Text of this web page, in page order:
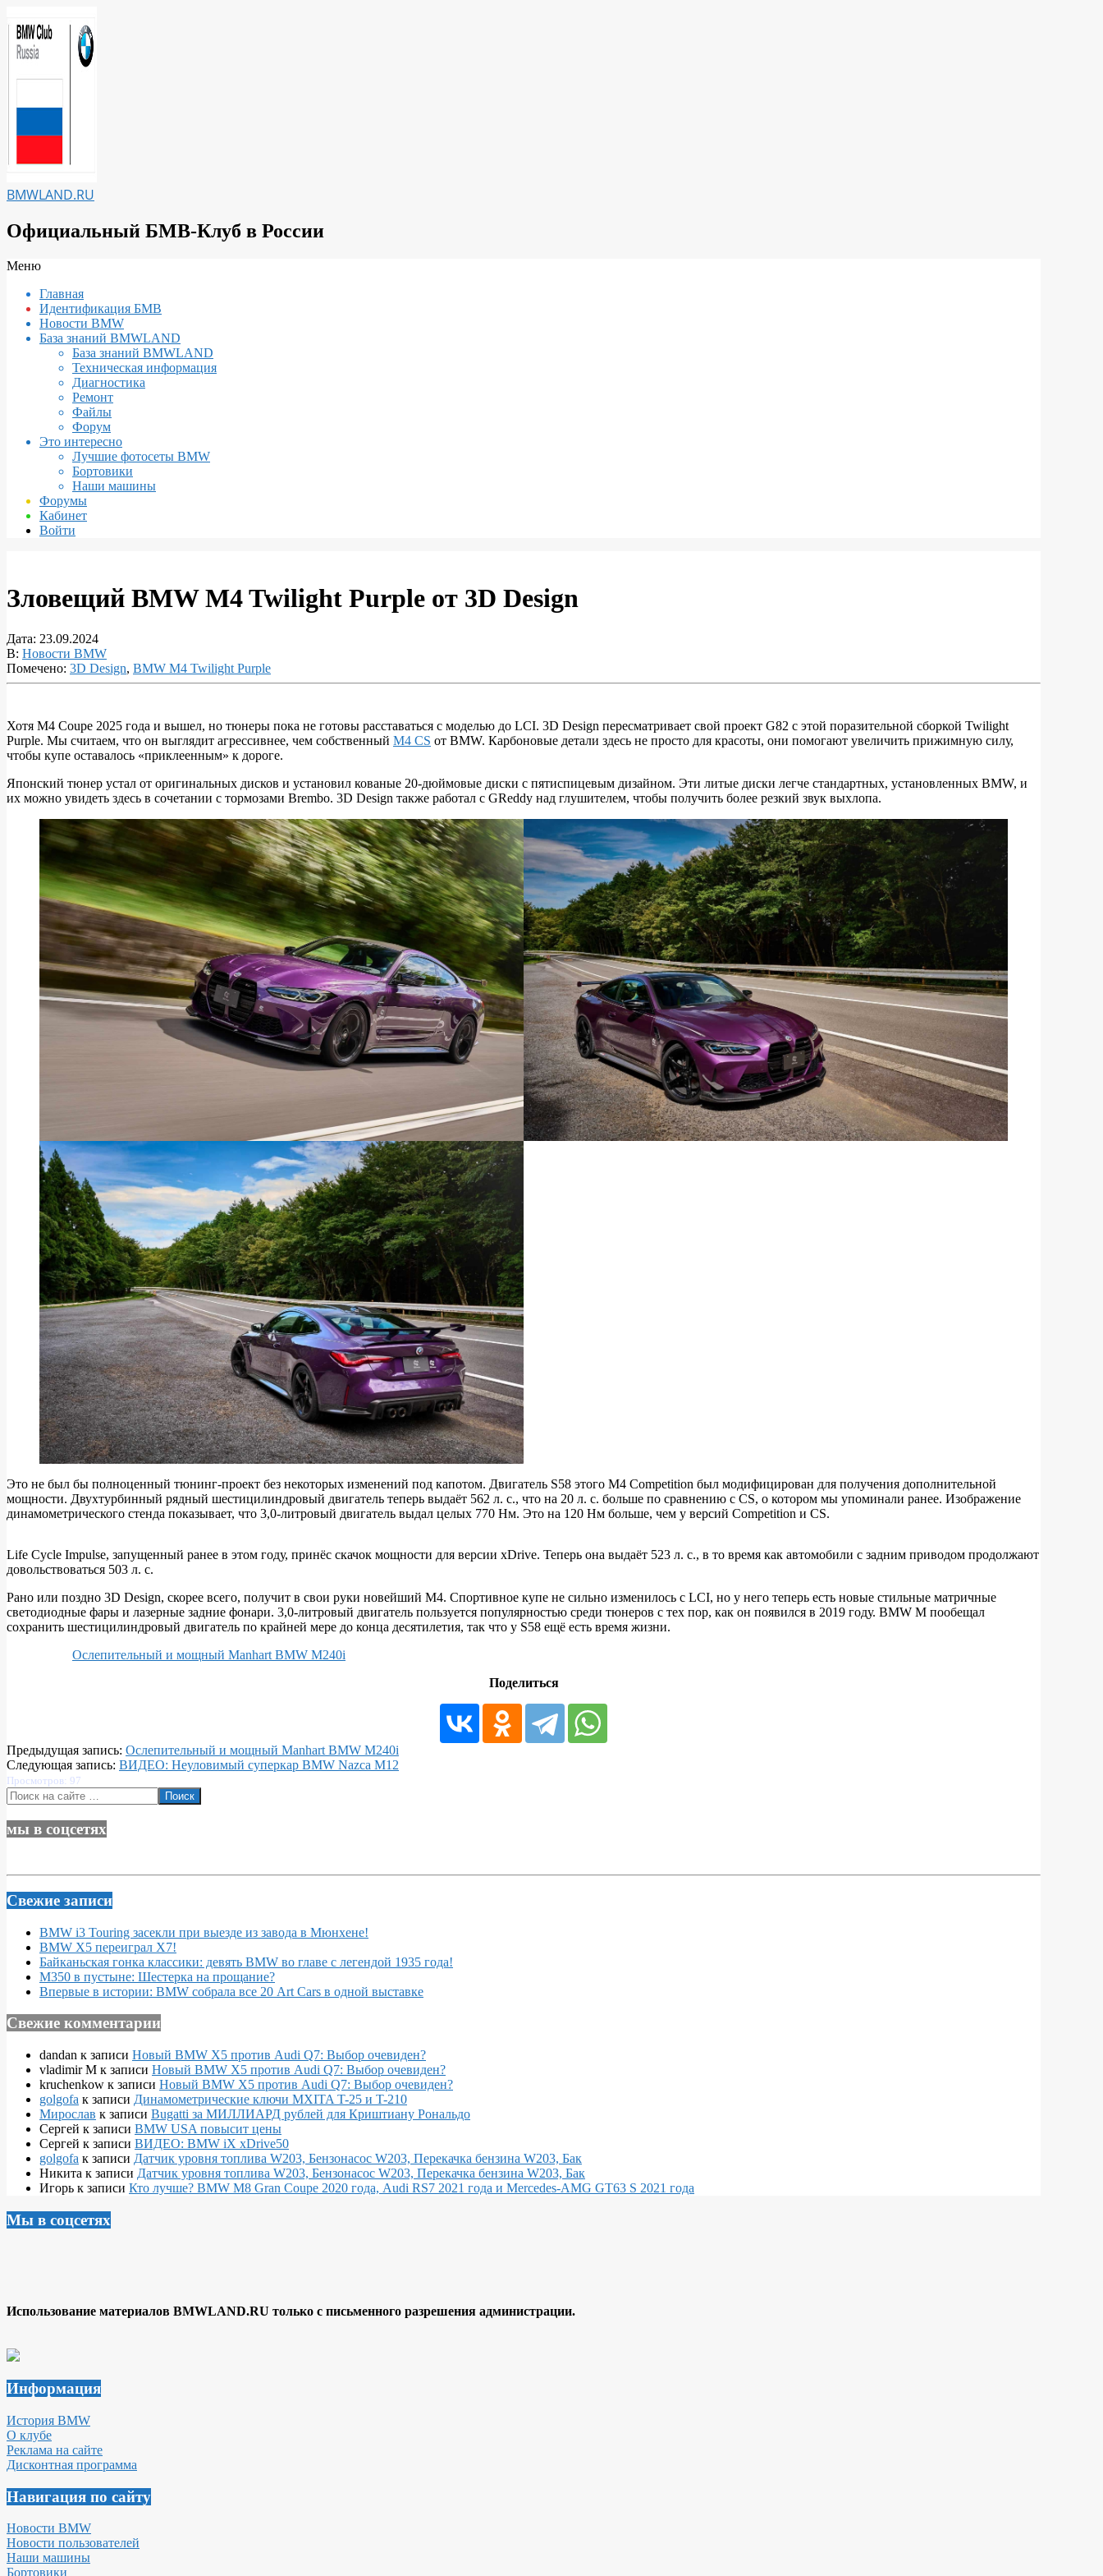
к
содержимому
BMWLAND.RU
Официальный БМВ-Клуб в России
Вторичное
навигации
Меню
Главная
Идентификация БМВ
Новости BMW
База знаний BMWLAND
База знаний BMWLAND
Техническая информация
Диагностика
Ремонт
Файлы
Форум
Это интересно
Лучшие фотосеты BMW
Бортовики
Наши машины
Форумы
Кабинет
Войти
Зловещий BMW M4 Twilight Purple от 3D Design
Дата: 23.09.2024
В: Новости BMW
Помечено: 3D Design, BMW M4 Twilight Purple
Зловещий
BMW
M4
Twilight
Purple
Design
Хотя M4 Coupe 2025 года и вышел, но тюнеры пока не готовы расставаться с моделью до LCI. 3D Design пересматривает свой проект G82 с этой поразительной сборкой Twilight
Purple. Мы считаем, что он выглядит агрессивнее, чем собственный M4 CS от BMW. Карбоновые детали здесь не просто для красоты, они помогают увеличить прижимную силу,
чтобы купе оставалось «приклеенным» к дороге.
Японский тюнер устал от оригинальных дисков и установил кованые 20-дюймовые диски с пятиспицевым дизайном. Эти литые диски легче стандартных, установленных BMW, и
их можно увидеть здесь в сочетании с тормозами Brembo. 3D Design также работал с GReddy над глушителем, чтобы получить более резкий звук выхлопа.
Это не был бы полноценный тюнинг-проект без некоторых изменений под капотом. Двигатель S58 этого M4 Competition был модифицирован для получения дополнительной
мощности. Двухтурбинный рядный шестицилиндровый двигатель теперь выдаёт 562 л. с., что на 20 л. с. больше по сравнению с CS, о котором мы упоминали ранее. Изображение
динамометрического стенда показывает, что 3,0-литровый двигатель выдал целых 770 Нм. Это на 120 Нм больше, чем у версий Competition и CS.
Life Cycle Impulse, запущенный ранее в этом году, принёс скачок мощности для версии xDrive. Теперь она выдаёт 523 л. с., в то время как автомобили с задним приводом продолжают
довольствоваться 503 л. с.
Рано или поздно 3D Design, скорее всего, получит в свои руки новейший M4. Спортивное купе не сильно изменилось с LCI, но у него теперь есть новые стильные матричные
светодиодные фары и лазерные задние фонари. 3,0-литровый двигатель пользуется популярностью среди тюнеров с тех пор, как он появился в 2019 году. BMW M пообещал
сохранить шестицилиндровый двигатель по крайней мере до конца десятилетия, так что у S58 ещё есть время жизни.
Ослепительный и мощный Manhart BMW M240i
Поделиться
2024-
09-
23
Предыдущая запись: Ослепительный и мощный Manhart BMW M240i
Следующая запись: ВИДЕО: Неуловимый суперкар BMW Nazca M12
Просмотров: 97
Поиск
мы в соцсетях
Свежие записи
BMW i3 Touring засекли при выезде из завода в Мюнхене!
BMW X5 переиграл X7!
Байканьская гонка классики: девять BMW во главе с легендой 1935 года!
M350 в пустыне: Шестерка на прощание?
Впервые в истории: BMW собрала все 20 Art Cars в одной выставке
Свежие комментарии
dandan к записи Новый BMW X5 против Audi Q7: Выбор очевиден?
vladimir M к записи Новый BMW X5 против Audi Q7: Выбор очевиден?
kruchenkow к записи Новый BMW X5 против Audi Q7: Выбор очевиден?
golgofa к записи Динамометрические ключи MXITA T-25 и T-210
Мирослав к записи Bugatti за МИЛЛИАРД рублей для Криштиану Рональдо
Сергей к записи BMW USA повысит цены
Сергей к записи ВИДЕО: BMW iX xDrive50
golgofa к записи Датчик уровня топлива W203, Бензонасос W203, Перекачка бензина W203, Бак
Никита к записи Датчик уровня топлива W203, Бензонасос W203, Перекачка бензина W203, Бак
Игорь к записи Кто лучше? BMW M8 Gran Coupe 2020 года, Audi RS7 2021 года и Mercedes-AMG GT63 S 2021 года
Мы в соцсетях
Использование материалов BMWLAND.RU только с письменного разрешения администрации.
Информация
История BMW
О клубе
Реклама на сайте
Дисконтная программа
Навигация по сайту
Новости BMW
Новости пользователей
Наши машины
Бортовики